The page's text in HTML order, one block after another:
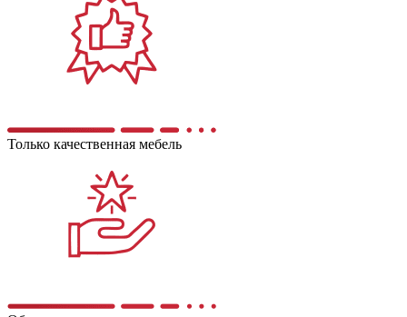
Только качественная мебель